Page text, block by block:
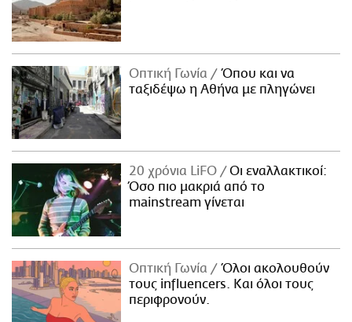
Οπτική Γωνία
Όπου και να
ταξιδέψω η Αθήνα με πληγώνει
20 χρόνια LiFO
Οι εναλλακτικοί:
Όσο πιο μακριά από το
mainstream γίνεται
Οπτική Γωνία
Όλοι ακολουθούν
τους influencers. Και όλοι τους
περιφρονούν.